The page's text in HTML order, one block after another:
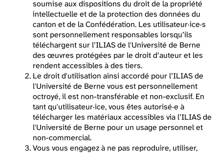
soumise aux dispositions du droit de la propriété
intellectuelle et de la protection des données du
canton et de la Confédération. Les utilisateur·ice·s
sont personnellement responsables lorsqu’ils
téléchargent sur l’ILIAS de l'Université de Berne
des œuvres protégées par le droit d’auteur et les
rendent accessibles à des tiers.
Le droit d'utilisation ainsi accordé pour l’ILIAS de
l'Université de Berne vous est personnellement
octroyé, il est non-transférable et non-exclusif. En
tant qu'utilisateur·ice, vous êtes autorisé·e à
télécharger les matériaux accessibles via l’ILIAS de
l'Université de Berne pour un usage personnel et
non-commercial.
Vous vous engagez à ne pas reproduire, utiliser,